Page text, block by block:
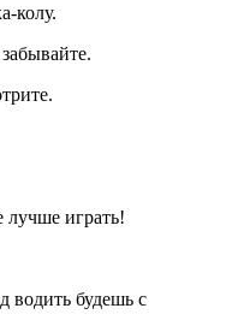
колу.
лучше играть!
водить будешь с